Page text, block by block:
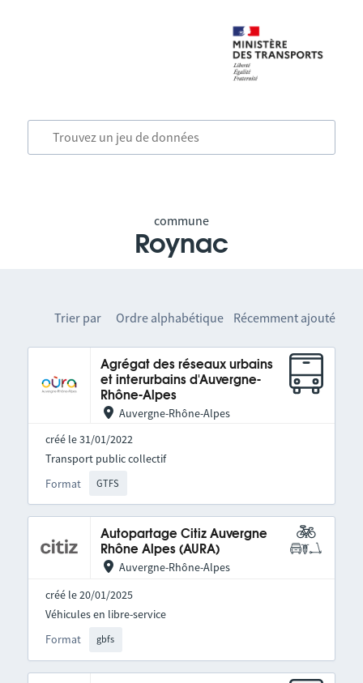
commune
Roynac
Trier par Ordre alphabétique Récemment ajouté
Agrégat des réseaux urbains
et interurbains d'Auvergne-
Rhône-Alpes
Auvergne-Rhône-Alpes
créé le 31/01/2022
Format GTFS
Transport public collectif
Autopartage Citiz Auvergne
Rhône Alpes (AURA)
Auvergne-Rhône-Alpes
créé le 20/01/2025
Format gbfs
Véhicules en libre-service